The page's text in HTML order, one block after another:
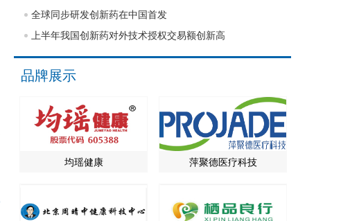
全球同步研发创新药在中国首发
上半年我国创新药对外技术授权交易额创新高
品牌展示
均瑶健康 萍聚德医疗科技